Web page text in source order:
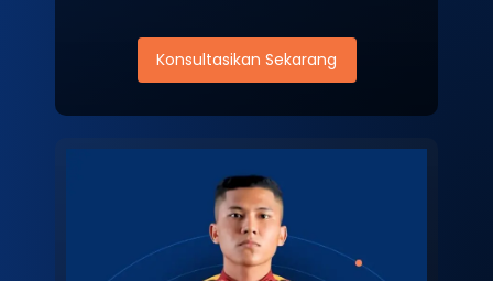
Konsultasikan Sekarang